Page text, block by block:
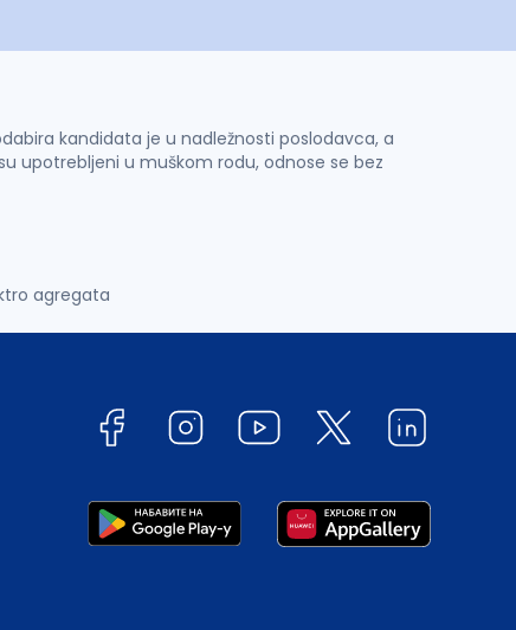
kandidata je u nadležnosti poslodavca, a
upotrebljeni u muškom rodu, odnose se bez
agregata